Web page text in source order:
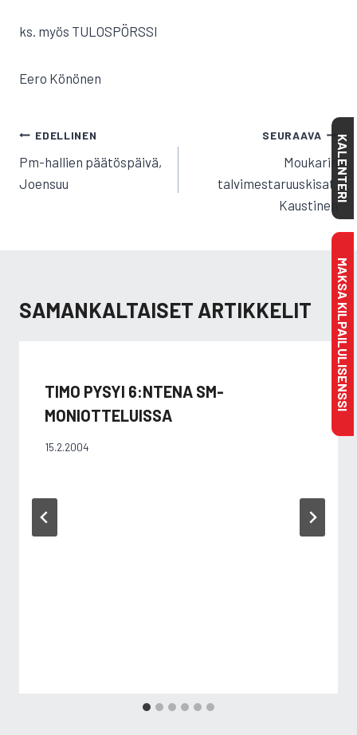
ks. myös TULOSPÖRSSI
Eero Könönen
ARTIKKELIEN
SELAUS
EDELLINEN
Pm-hallien päätöspäivä,
Joensuu
SEURAAVA
Moukarin
talvimestaruuskisat,
Kaustinen
SAMANKALTAISET ARTIKKELIT
TIMO PYSYI 6:NTENA SM-
MONIOTTELUISSA
15.2.2004
KALENTERI
MAKSA KILPAILULISENSSI